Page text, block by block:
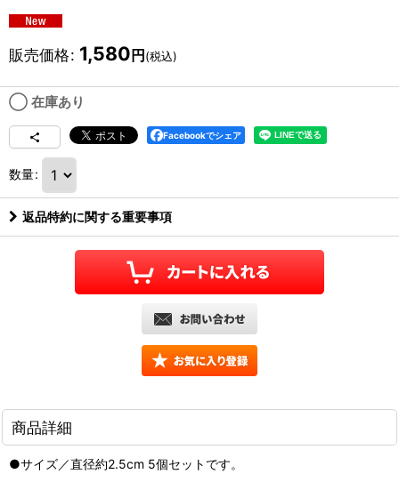
販売価格: 1,580 円 (税込)
◯ 在庫あり
Facebookでシェア
数量:
返品特約に関する重要事項
商品詳細
●サイズ／直径約2.5cm 5個セットです。